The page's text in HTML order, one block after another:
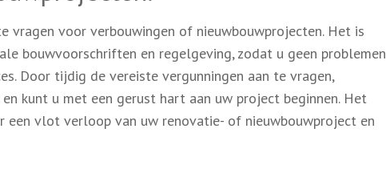
vragen voor verbouwingen of nieuwbouwprojecten. Het is
bouwvoorschriften en regelgeving, zodat u geen problemen
Door tijdig de vereiste vergunningen aan te vragen,
kunt u met een gerust hart aan uw project beginnen. Het
vlot verloop van uw renovatie- of nieuwbouwproject en